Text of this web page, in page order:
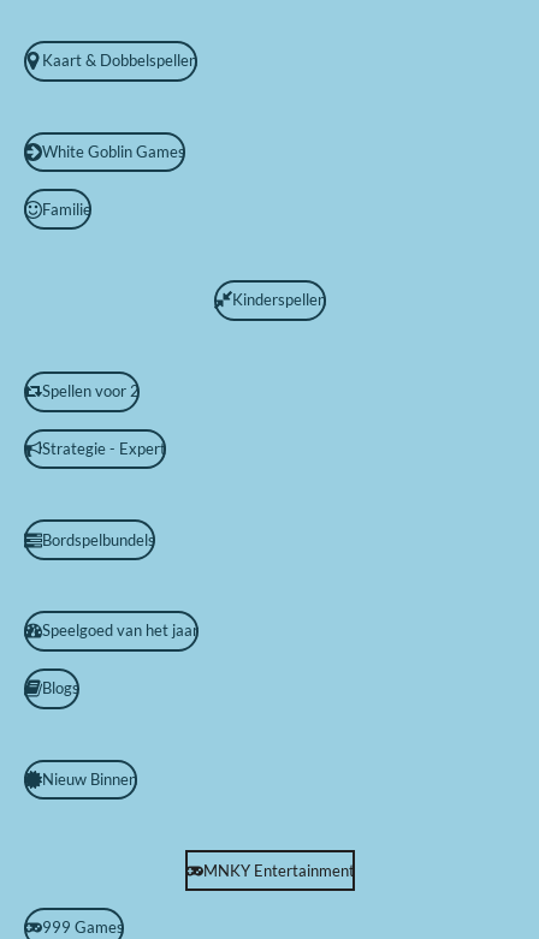
Kaart & Dobbelspellen
White Goblin Games
Familie
Kinderspellen
Spellen voor 2
Strategie - Expert
Bordspelbundels
Speelgoed van het jaar
Blogs
Nieuw Binnen
MNKY Entertainment
999 Games